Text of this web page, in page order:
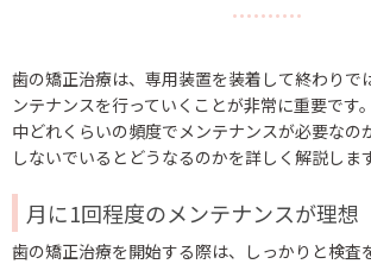
歯の矯正治療は、専用装置を装着して終わりで
ンテナンスを行っていくことが非常に重要です
中どれくらいの頻度でメンテナンスが必要なの
しないでいるとどうなるのかを詳しく解説します
月に1回程度のメンテナンスが理想
歯の矯正治療を開始する際は、しっかりと検査